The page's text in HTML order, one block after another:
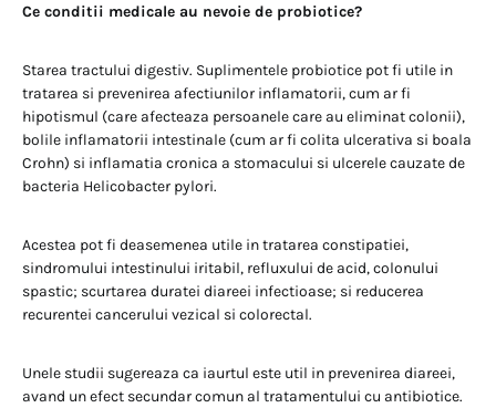
Ce conditii medicale au nevoie de probiotice?
Starea tractului digestiv. Suplimentele probiotice pot fi utile in
tratarea si prevenirea afectiunilor inflamatorii, cum ar fi
hipotismul (care afecteaza persoanele care au eliminat colonii),
bolile inflamatorii intestinale (cum ar fi colita ulcerativa si boala
Crohn) si inflamatia cronica a stomacului si ulcerele cauzate de
bacteria Helicobacter pylori.
Acestea pot fi deasemenea utile in tratarea constipatiei,
sindromului intestinului iritabil, refluxului de acid, colonului
spastic; scurtarea duratei diareei infectioase; si reducerea
recurentei cancerului vezical si colorectal.
Unele studii sugereaza ca iaurtul este util in prevenirea diareei,
avand un efect secundar comun al tratamentului cu antibiotice.